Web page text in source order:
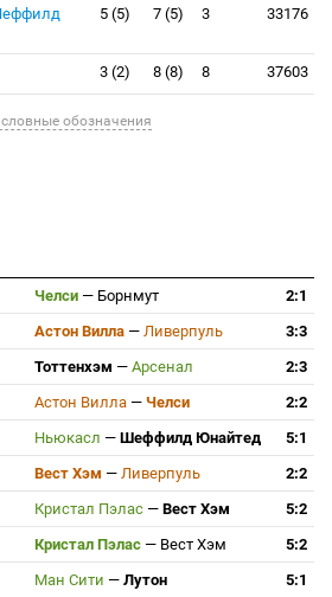
5 (5) 7 (5) 3 33176
3 (2) 8 (8) 8 37603
обозначения
Челси — Борнмут
2:1
Астон Вилла — Ливерпуль
3:3
Тоттенхэм — Арсенал
2:3
Астон Вилла — Челси
2:2
Ньюкасл — Шеффилд Юнайтед
5:1
Вест Хэм — Ливерпуль
2:2
Кристал Пэлас — Вест Хэм
5:2
Кристал Пэлас — Вест Хэм
5:2
Ман Сити — Лутон 5:1